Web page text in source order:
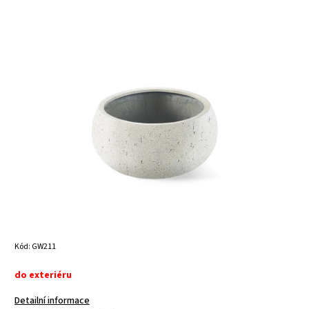
Kód: GW211
do exteriéru
Detailní informace